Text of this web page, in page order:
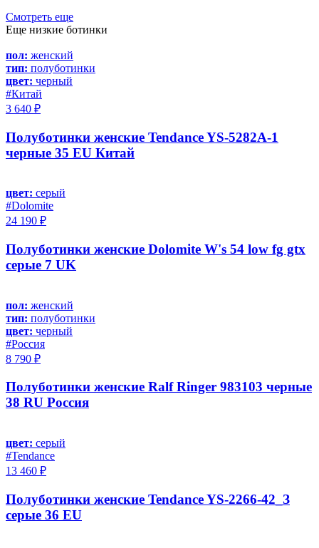
Смотреть еще
Еще низкие ботинки
пол: женский
тип: полуботинки
цвет: черный
#Китай
3 640 ₽
Полуботинки женские Tendance YS-5282A-1
черные 35 EU Китай
цвет: серый
#Dolomite
24 190 ₽
Полуботинки женские Dolomite W's 54 low fg gtx
серые 7 UK
пол: женский
тип: полуботинки
цвет: черный
#Россия
8 790 ₽
Полуботинки женские Ralf Ringer 983103 черные
38 RU Россия
цвет: серый
#Tendance
13 460 ₽
Полуботинки женские Tendance YS-2266-42_З
серые 36 EU